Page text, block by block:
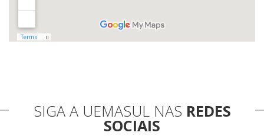
SIGA A UEMASUL NAS REDES
SOCIAIS